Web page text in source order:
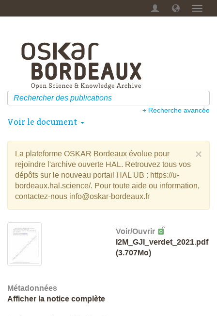
Menu
+ Recherche avancée
Voir le document
×
La plateforme OSKAR Bordeaux évolue pour
rejoindre l'archive ouverte HAL. Retrouvez tous vos
dépôts sur le nouveau portail HAL UB : https://u-
bordeaux.hal.science/. Pour toute aide ou information,
contactez-nous info@oskar-bordeaux.fr
Voir/Ouvrir
I2M_GJI_verdet_2021.pdf
(3.707Mo)
Métadonnées
Afficher la notice complète